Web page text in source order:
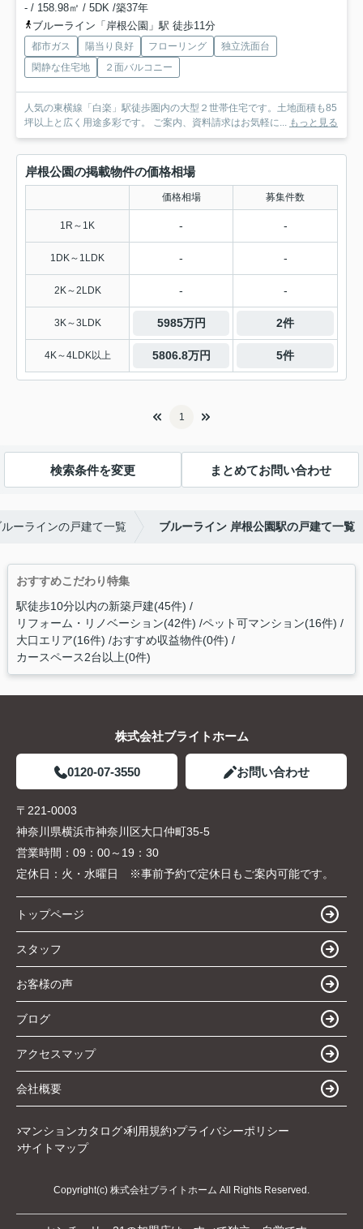
- / 158.98㎡ / 5DK /築37年
ブルーライン「岸根公園」駅 徒歩11分
都市ガス 陽当り良好 フローリング
独立洗面台
閑静な住宅地
２面バルコニー
人気の東横線「白楽」駅徒歩圏内の大型２世帯住宅です。土地面積も85
坪以上と広く用途多彩です。 ご案内、資料請求はお気軽に... もっと見る
岸根公園の掲載物件の価格相場
価格相場 募集件数
1R～1K - -
1DK～1LDK - -
2K～2LDK - -
3K～3LDK 5985万円 2件
4K～4LDK以上 5806.8万円 5件
1
検索条件を変更 まとめてお問い合わせ
ーラインの戸建て一覧 ブルーライン 岸根公園駅の戸建て一覧
おすすめこだわり特集
駅徒歩10分以内の新築戸建(45件)
リフォーム・リノベーション(42件) ペット可マンション(16件)
大口エリア(16件) おすすめ収益物件(0件)
カースペース2台以上(0件)
株式会社ブライトホーム
0120-07-3550 お問い合わせ
〒221-0003
神奈川県横浜市神奈川区大口仲町35-5
営業時間： 09：00～19：30
定休日： 火・水曜日 ※事前予約で定休日もご案内可能です。
トップページ
スタッフ
お客様の声
ブログ
アクセスマップ
会社概要
マンションカタログ 利用規約 プライバシーポリシー
サイトマップ
Copyright(c) 株式会社ブライトホーム All Rights Reserved.